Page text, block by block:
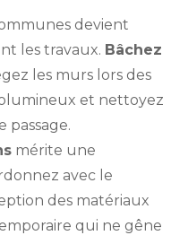
devient
les travaux. Bâchez
les murs lors des
et nettoyez
passage.
mérite une
avec le
des matériaux
qui ne gêne